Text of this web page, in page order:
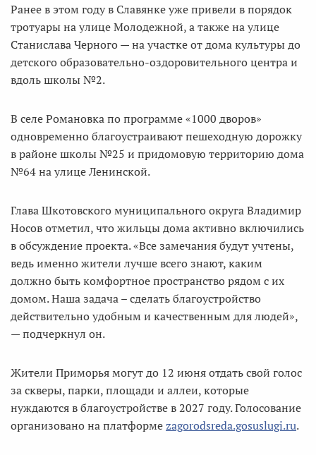
Ранее в этом году в Славянке уже привели в порядок
тротуары на улице Молодежной, а также на улице
Станислава Черного — на участке от дома культуры до
детского образовательно-оздоровительного центра и
вдоль школы №2.
В селе Романовка по программе «1000 дворов»
одновременно благоустраивают пешеходную дорожку
в районе школы №25 и придомовую территорию дома
№64 на улице Ленинской.
Глава Шкотовского муниципального округа Владимир
Носов отметил, что жильцы дома активно включились
в обсуждение проекта. «Все замечания будут учтены,
ведь именно жители лучше всего знают, каким
должно быть комфортное пространство рядом с их
домом. Наша задача – сделать благоустройство
действительно удобным и качественным для людей»,
— подчеркнул он.
Жители Приморья могут до 12 июня отдать свой голос
за скверы, парки, площади и аллеи, которые
нуждаются в благоустройстве в 2027 году. Голосование
организовано на платформеzagorodsreda.gosuslugi.ru.